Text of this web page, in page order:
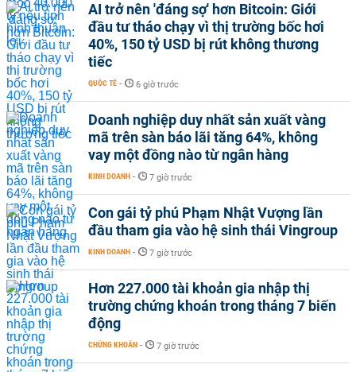
AI trở nên 'đáng sợ' hơn Bitcoin: Giới
đầu tư tháo chạy vì thị trường bốc hơi
40%, 150 tỷ USD bị rút không thương
tiếc
QUỐC TẾ - 6 giờ trước
Doanh nghiệp duy nhất sản xuất vàng
mã trên sàn báo lãi tăng 64%, không
vay một đồng nào từ ngân hàng
KINH DOANH - 7 giờ trước
Con gái tỷ phú Phạm Nhật Vượng lần
đầu tham gia vào hệ sinh thái Vingroup
KINH DOANH - 7 giờ trước
Hơn 227.000 tài khoản gia nhập thị
trường chứng khoán trong tháng 7 biến
động
CHỨNG KHOÁN - 7 giờ trước